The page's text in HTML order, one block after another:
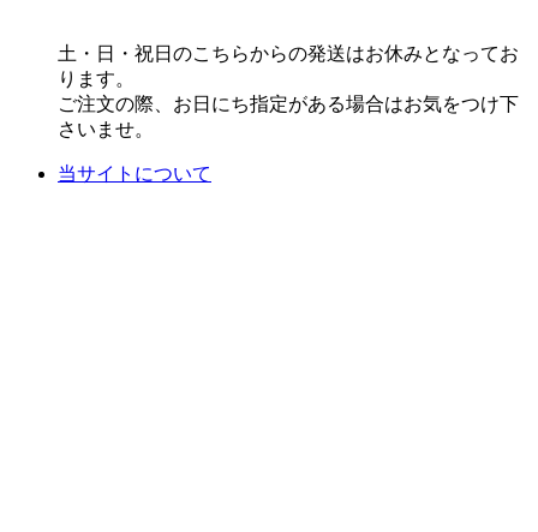
土・日・祝日のこちらからの発送はお休みとなってお
ります。
ご注文の際、お日にち指定がある場合はお気をつけ下
さいませ。
当サイトについて